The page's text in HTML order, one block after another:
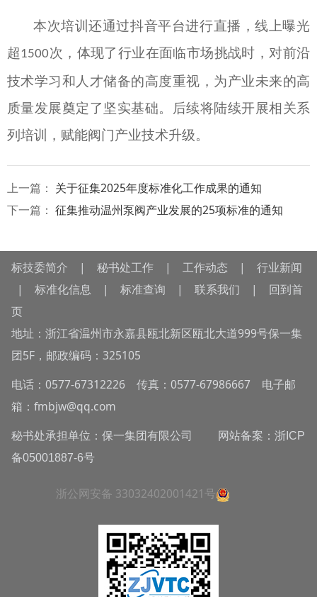
本次培训还通过抖音平台进行直播，线上曝光
超 1500次，体现了行业在面临市场挑战时，对前沿
技术学习和人才储备的高度重视，为产业未来的高
质量发展奠定了坚实基础。
后续将陆续开展相关系
列培训，赋能阀门产业技术升级。
上一篇： 关于征集2025年度标准化工作成果的通知
下一篇： 征集推动温州泵阀产业发展的25项标准的通知
标技委简介 | 秘书处工作| 工作动态 | 行业新闻
|
标准化信息 | 标准查询 | 联系我们 | 回到首
页
地址：浙江省温州市永嘉县瓯北新区瓯北大道999号保一集
团5F，邮政编码：325105
电话：0577-67312226 传真：0577-67986667 电子邮
箱：fmbjw@qq.com
秘书处承担单位：保一集团有限公司 网站备案： 浙ICP
备05001887-6号
浙公网安备 33032402001421号